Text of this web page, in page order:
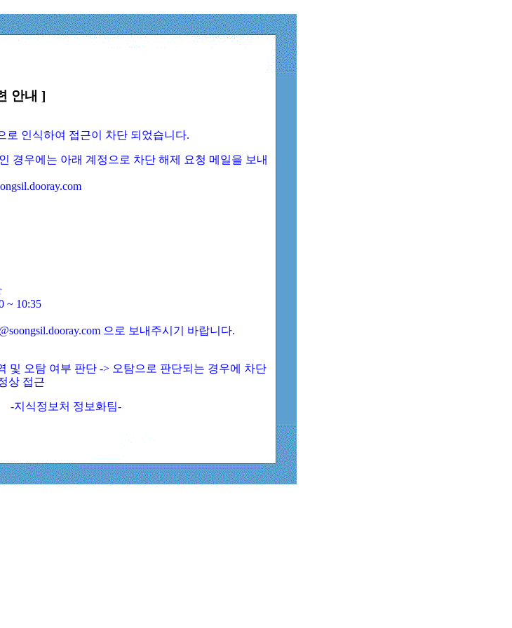
안내 ]
로 인식하여 접근이 차단 되었습니다.
경우에는 아래 계정으로 차단 해제 요청 메일을 보내
~ 10:35
으로 보내주시기 바랍니다.
및 오탐 여부 판단 -> 오탐으로 판단되는 경우에 차단
상 접근
-지식정보처 정보화팀-